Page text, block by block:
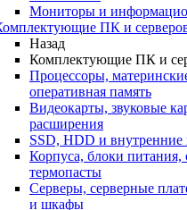
Мониторы и
ПК и
Назад
Комплектующие ПК и
Процессоры,
оперативная память
Видеокарты, звуковые
расширения
SSD, HDD и внутренние
Корпуса, блоки питания,
термопасты
Серверы, серверные
и шкафы